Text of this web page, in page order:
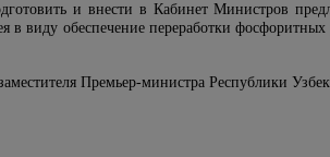
и внести в Кабинет Министров
виду обеспечение переработки
Премьер-министра Республики